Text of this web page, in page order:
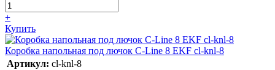
+
Купить
Коробка напольная под лючок C-Line 8 EKF cl-knl-8
Артикул: cl-knl-8